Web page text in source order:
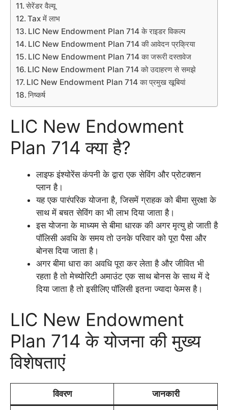
सेरेंडर वैल्यू
Tax में लाभ
LIC New Endowment Plan 714 के राइडर विकल्प
LIC New Endowment Plan 714 की आवेदन प्रक्रिया
LIC New Endowment Plan 714 का जरूरी दस्तावेज
LIC New Endowment Plan 714 को उदाहरण से समझे
LIC New Endowment Plan 714 का प्रमुख खूबियां
निष्कर्ष
LIC New Endowment
Plan 714 क्या है?
लाइफ इंश्योरेंस कंपनी के द्वारा एक सेविंग और प्रोटक्शन
प्लान है।
यह एक पारंपरिक योजना है, जिसमें ग्राहक को बीमा सुरक्षा के
साथ में बचत सेविंग का भी लाभ दिया जाता है।
इस योजना के माध्यम से बीमा धारक की अगर मृत्यु हो जाती है
पॉलिसी अवधि के समय तो उनके परिवार को पूरा पैसा और
बोनस दिया जाता है।
अगर बीमा धारा का अवधि पूरा कर लेता है और जीवित भी
रहता है तो मेच्योरिटी अमाउंट एक साथ बोनस के साथ में दे
दिया जाता है तो इसीलिए पॉलिसी इतना ज्यादा फेमस है।
LIC New Endowment
Plan 714 के योजना की मुख्य
विशेषताएं
विवरण जानकारी